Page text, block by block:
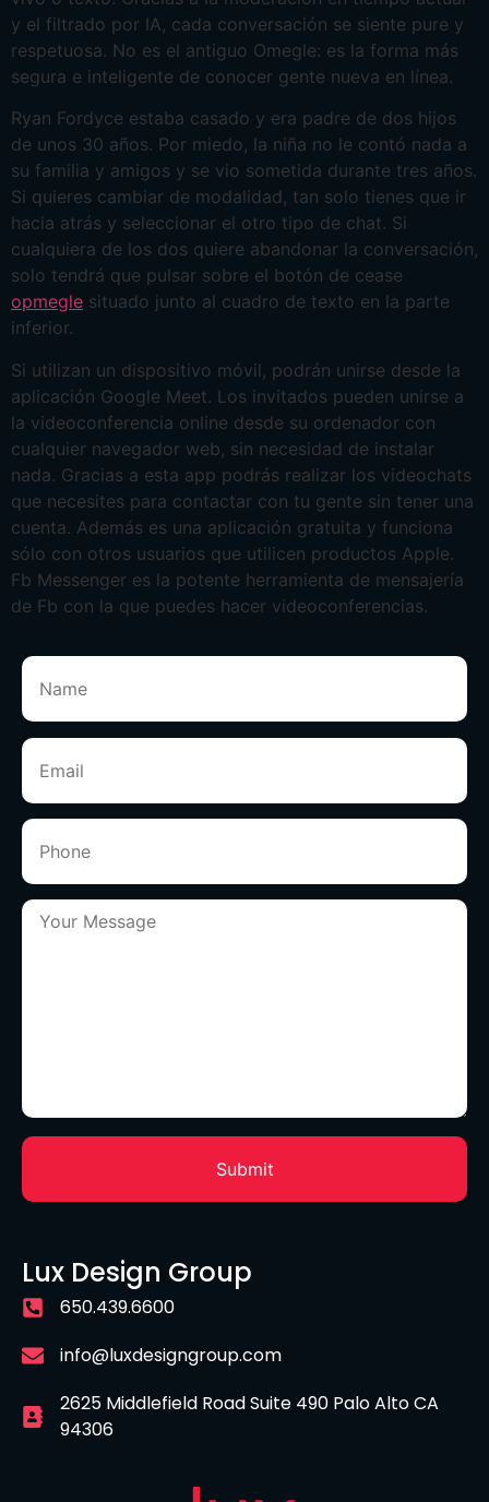
y el filtrado por IA, cada conversación se siente pure y
respetuosa. No es el antiguo Omegle: es la forma más
segura e inteligente de conocer gente nueva en línea.
Ryan Fordyce estaba casado y era padre de dos hijos
de unos 30 años. Por miedo, la niña no le contó nada a
su familia y amigos y se vio sometida durante tres años.
Si quieres cambiar de modalidad, tan solo tienes que ir
hacia atrás y seleccionar el otro tipo de chat. Si
cualquiera de los dos quiere abandonar la conversación,
solo tendrá que pulsar sobre el botón de cease
opmegle situado junto al cuadro de texto en la parte
inferior.
Si utilizan un dispositivo móvil, podrán unirse desde la
aplicación Google Meet. Los invitados pueden unirse a
la videoconferencia online desde su ordenador con
cualquier navegador web, sin necesidad de instalar
nada. Gracias a esta app podrás realizar los videochats
que necesites para contactar con tu gente sin tener una
cuenta. Además es una aplicación gratuita y funciona
sólo con otros usuarios que utilicen productos Apple.
Fb Messenger es la potente herramienta de mensajería
de Fb con la que puedes hacer videoconferencias.
Lux Design Group
650.439.6600
info@luxdesigngroup.com
2625 Middlefield Road Suite 490 Palo Alto CA
94306